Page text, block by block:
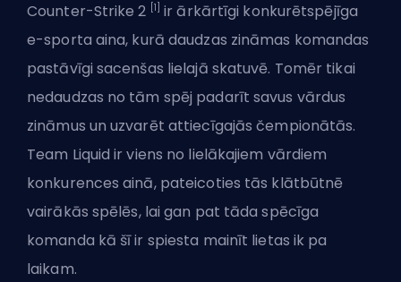
Counter-Strike 2 [1] ir ārkārtīgi konkurētspējīga
e-sporta aina, kurā daudzas zināmas komandas
pastāvīgi sacenšas lielajā skatuvē. Tomēr tikai
nedaudzas no tām spēj padarīt savus vārdus
zināmus un uzvarēt attiecīgajās čempionātās.
Team Liquid ir viens no lielākajiem vārdiem
konkurences ainā, pateicoties tās klātbūtnē
vairākās spēlēs, lai gan pat tāda spēcīga
komanda kā šī ir spiesta mainīt lietas ik pa
laikam.